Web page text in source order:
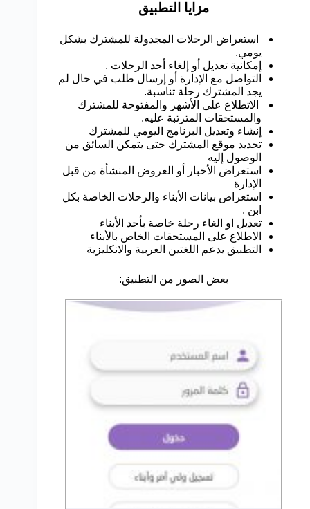
مزايا التطبيق
استعراض الرحلات المجدولة للمشترك بشكل
يومي.
إمكانية تعديل أو إلغاء أحد الرحلات .
التواصل مع الإدارة أو إرسال طلب في حال لم
يجد المشترك رحلة تناسبة.
الاتطلاع على الأشهر والمفتوحة للمشترك
والمستحقات المترتبة عليه.
إنشاء وتعديل البرنامج اليومي للمشترك
تحديد موقع المشترك حتى يتمكن السائق من
الوصول إليه
استعراض الأخبار أو العروض المنشأة من قبل
الإدارة
استعراض بيانات الأبناء والرحلات الخاصة بكل
ابن .
تعديل او الغاء رحلة خاصة بأحد الأبناء
الاطلاع على المستحقات الخاص بالأبناء
التطبيق يدعم اللغتين العربية والانكليزية
بعض الصور من التطبيق: